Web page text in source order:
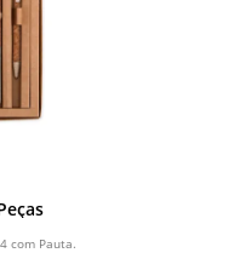
com Pauta.